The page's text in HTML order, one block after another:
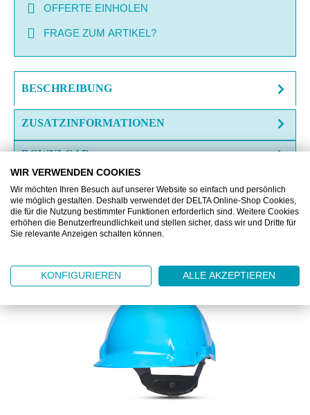
OFFERTE EINHOLEN
FRAGE ZUM ARTIKEL?
BESCHREIBUNG
ZUSATZINFORMATIONEN
DOWNLOAD
Produktgalerie überspringen
WIR VERWENDEN COOKIES
Wir möchten Ihren Besuch auf unserer Website so einfach und persönlich
wie möglich gestalten. Deshalb verwendet der DELTA Online-Shop Cookies,
die für die Nutzung bestimmter Funktionen erforderlich sind. Weitere Cookies
erhöhen die Benutzerfreundlichkeit und stellen sicher, dass wir und Dritte für
Sie relevante Anzeigen schalten können.
KONFIGURIEREN ALLE AKZEPTIEREN